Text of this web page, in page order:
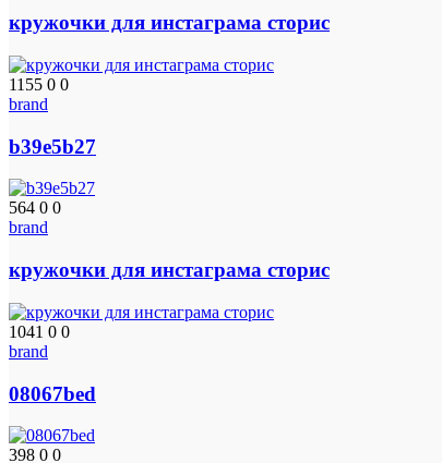
кружочки для инстаграма сторис
1155 0 0
brand
b39e5b27
564 0 0
brand
кружочки для инстаграма сторис
1041 0 0
brand
08067bed
398 0 0